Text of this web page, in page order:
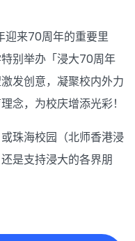
迎来70周年的重要里
别举办「浸大70周年
发创意，凝聚校内外力
念，为校庆增添光彩！
珠海校园（北师香港浸
是支持浸大的各界朋